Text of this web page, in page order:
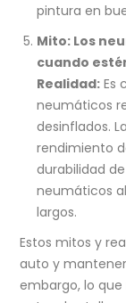
pintura en
Mito: Los
cuando
Realidad:Es
neumáticos
desinflados.
rendimiento
durabilidad
neumáticos
largos.
Estos mitos y
auto y
embargo, lo